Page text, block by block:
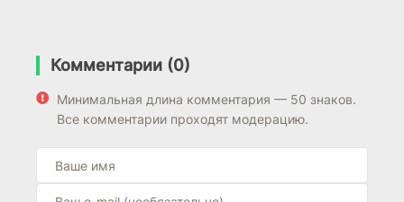
Комментарии (0)
Минимальная длина комментария — 50 знаков.
Все комментарии проходят модерацию.